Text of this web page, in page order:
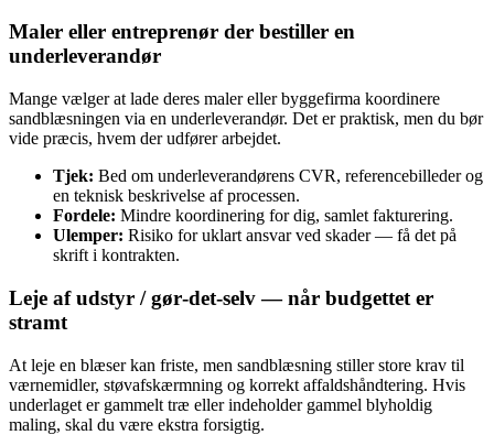
Maler eller entreprenør der bestiller en
underleverandør
Mange vælger at lade deres maler eller byggefirma koordinere
sandblæsningen via en underleverandør. Det er praktisk, men du bør
vide præcis, hvem der udfører arbejdet.
Tjek: Bed om underleverandørens CVR, referencebilleder og
en teknisk beskrivelse af processen.
Fordele: Mindre koordinering for dig, samlet fakturering.
Ulemper: Risiko for uklart ansvar ved skader — få det på
skrift i kontrakten.
Leje af udstyr / gør‑det‑selv — når budgettet er
stramt
At leje en blæser kan friste, men sandblæsning stiller store krav til
værnemidler, støvafskærmning og korrekt affaldshåndtering. Hvis
underlaget er gammelt træ eller indeholder gammel blyholdig
maling, skal du være ekstra forsigtig.